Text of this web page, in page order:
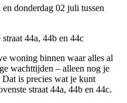
donderdag 02 juli tussen
44a, 44b en 44c
woning binnen waar alles al
wachttijden – alleen nog je
Dat is precies wat je kunt
straat 44a, 44b en 44c.